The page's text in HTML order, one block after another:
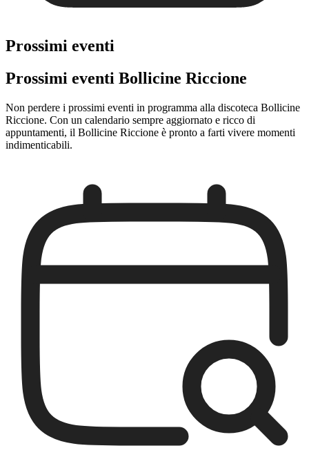
Prossimi eventi
Prossimi eventi Bollicine Riccione
Non perdere i prossimi eventi in programma alla discoteca Bollicine
Riccione. Con un calendario sempre aggiornato e ricco di
appuntamenti, il Bollicine Riccione è pronto a farti vivere momenti
indimenticabili.